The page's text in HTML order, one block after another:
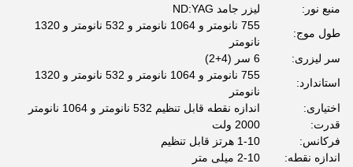
منبع نور:
لیزر جامد ND:YAG
طول موج:
755 نانومتر و 1064 نانومتر و 532 نانومتر و 1320
نانومتر
سر لیزری:
6 سر (4+2)
استاندارد:
755 نانومتر و 1064 نانومتر و 532 نانومتر و 1320
نانومتر
اختیاری:
اندازه نقطه قابل تنظیم 532 نانومتر و 1064 نانومتر
قدرت:
2000 ولت
فرکانس:
1-10 هرتز قابل تنظیم
اندازه نقطه:
2-10 میلی متر